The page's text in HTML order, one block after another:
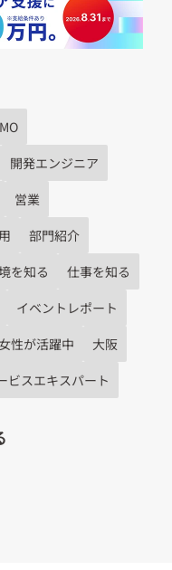
開発エンジニア
営業
部門紹介
を知る
仕事を知る
イベントレポート
性が活躍中
大阪
ビスエキスパート